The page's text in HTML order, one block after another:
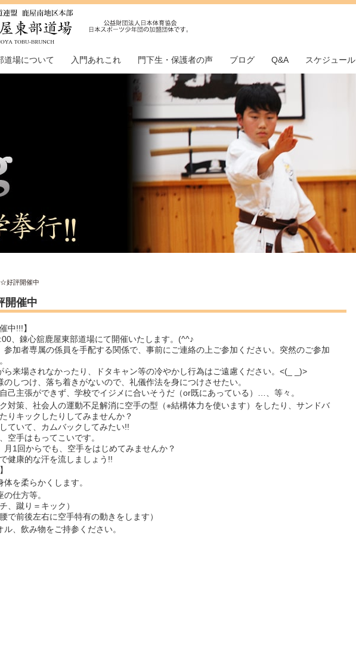
道場について 入門あれこれ 門下生・保護者の声 ブログ Q&A スケジュール
好評開催中
開催中
中!!!】
、錬心舘鹿屋東部道場にて開催いたします。(^^♪
参加者専属の係員を手配する関係で、事前にご連絡の上ご参加ください。突然のご参加
ら来場されなかったり、ドタキャン等の冷やかし行為はご遠慮ください。<(_ _)>
しつけ、落ち着きがないので、礼儀作法を身につけさせたい。
己主張ができず、学校でイジメに合いそうだ（or既にあっている）…、等々。
対策、社会人の運動不足解消に空手の型（※結構体力を使います）をしたり、サンドバ
りキックしたりしてみませんか？
ていて、カムバックしてみたい!!
空手はもってこいです。
1回からでも、空手をはじめてみませんか？
健康的な汗を流しましょう!!
を柔らかくします。
仕方等。
、蹴り＝キック）
で前後左右に空手特有の動きをします）
、飲み物をご持参ください。